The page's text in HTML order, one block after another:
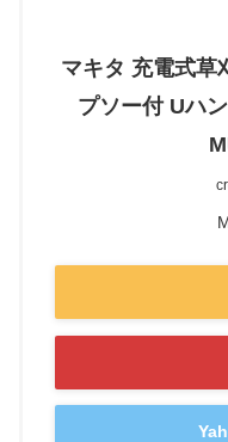
マキタ 充電式草
プソー付 Uハ